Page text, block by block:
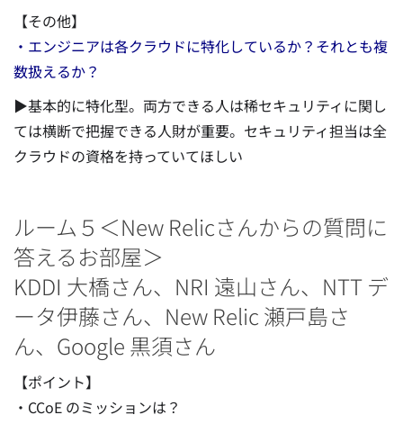
【その他】
・エンジニアは各クラウドに特化しているか？それとも複
数扱えるか？
▶基本的に特化型。両方できる人は稀セキュリティに関し
ては横断で把握できる人財が重要。セキュリティ担当は全
クラウドの資格を持っていてほしい
ルーム５＜New Relicさんからの質問に
答えるお部屋＞
KDDI 大橋さん、NRI 遠山さん、NTT デ
ータ伊藤さん、New Relic 瀬戸島さ
ん、Google 黒須さん
【ポイント】
・CCoE のミッションは？